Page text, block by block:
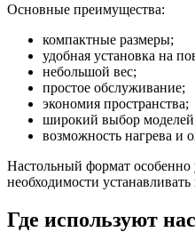
Основные преимущества:
компактные размеры;
удобная установка на
небольшой вес;
простое обслуживание;
экономия пространства;
широкий выбор
возможность нагрева и
Настольный формат особенно
необходимости
Где используют